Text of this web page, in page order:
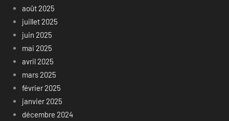
août 2025
juillet 2025
juin 2025
mai 2025
avril 2025
mars 2025
février 2025
janvier 2025
décembre 2024